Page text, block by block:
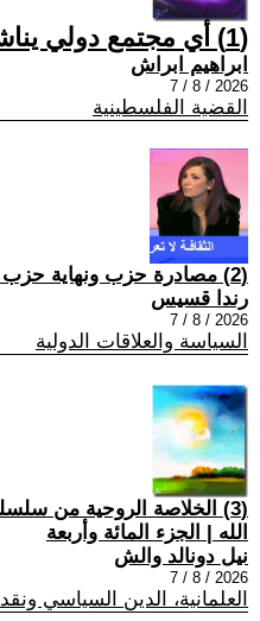
(1) أي مجتمع دولي يناشدون؟
ابراهيم ابراش
2026 / 8 / 7
القضية الفلسطينية
(2) مصادرة حزب ونهاية حزب: تركيا في نهاية حقبة
رندا قسيس
2026 / 8 / 7
السياسة والعلاقات الدولية
(3) الخلاصة الروحية من
الله | الجزء المائة وأربعة
نيل دونالد والش
2026 / 8 / 7
العلمانية، الدين السياسي